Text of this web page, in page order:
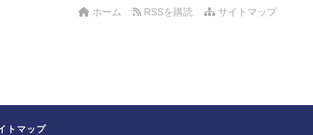
サイトマップ
RSSを購読
ホーム
トマップ